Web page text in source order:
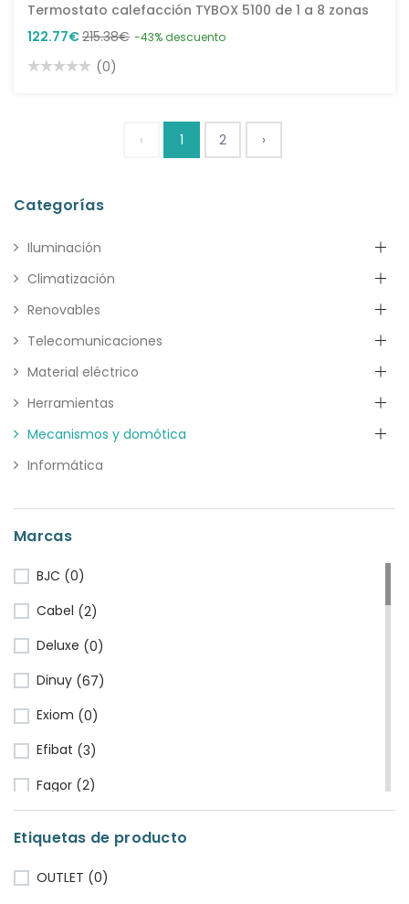
Termostato calefacción TYBOX 5100 de 1 a 8 zonas
122.77€215.38€ -43% descuento
(0)
‹ 1 2 ›
Categorías
Iluminación
Climatización
Renovables
Telecomunicaciones
Material eléctrico
Herramientas
Mecanismos y domótica
Informática
Marcas
BJC (0)
Cabel (2)
Deluxe (0)
Dinuy (67)
Exiom (0)
Efibat (3)
Fagor (2)
(3)
Etiquetas de producto
OUTLET (0)